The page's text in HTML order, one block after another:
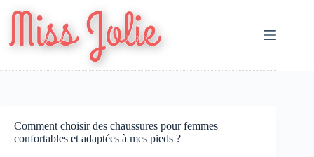
Comment choisir des chaussures pour femmes
confortables et adaptées à mes pieds ?